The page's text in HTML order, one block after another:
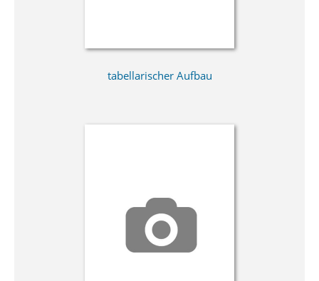
tabellarischer Aufbau